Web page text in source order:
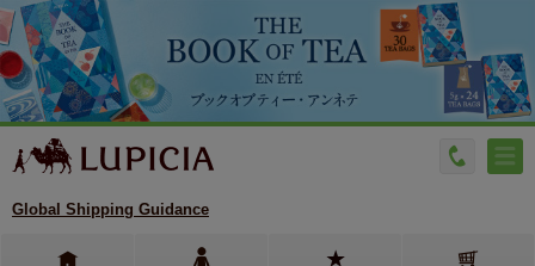
Global Shipping Guidance